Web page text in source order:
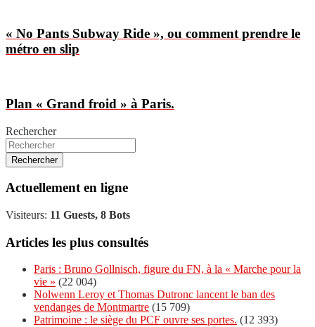
« No Pants Subway Ride », ou comment prendre le
métro en slip
Plan « Grand froid » à Paris.
Rechercher
Rechercher
Actuellement en ligne
Visiteurs: 11 Guests, 8 Bots
Articles les plus consultés
Paris : Bruno Gollnisch, figure du FN, à la « Marche pour la
vie » (22 004)
Nolwenn Leroy et Thomas Dutronc lancent le ban des
vendanges de Montmartre (15 709)
Patrimoine : le siège du PCF ouvre ses portes. (12 393)